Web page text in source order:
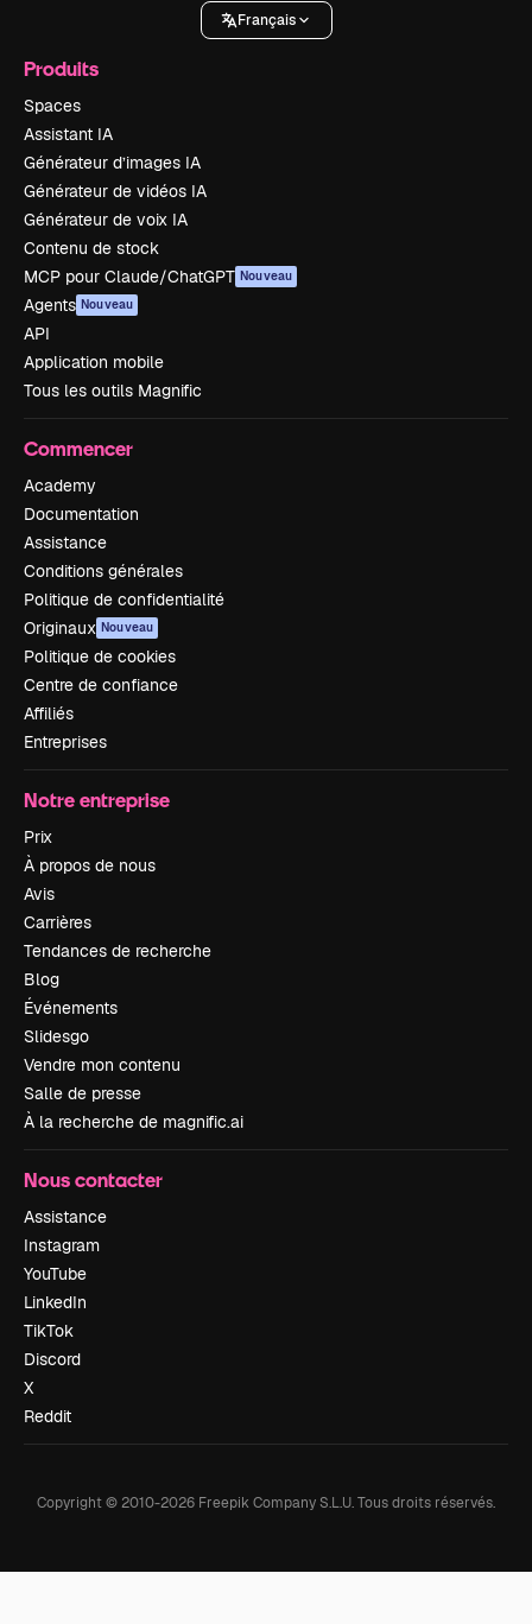
Français
Produits
Spaces
Assistant IA
Générateur d’images IA
Générateur de vidéos IA
Générateur de voix IA
Contenu de stock
MCP pour Claude/ChatGPT Nouveau
Agents Nouveau
API
Application mobile
Tous les outils Magnific
Commencer
Academy
Documentation
Assistance
Conditions générales
Politique de confidentialité
Originaux Nouveau
Politique de cookies
Centre de confiance
Affiliés
Entreprises
Notre entreprise
Prix
À propos de nous
Avis
Carrières
Tendances de recherche
Blog
Événements
Slidesgo
Vendre mon contenu
Salle de presse
À la recherche de magnific.ai
Nous contacter
Assistance
Instagram
YouTube
LinkedIn
TikTok
Discord
X
Reddit
Copyright © 2010-2026 Freepik Company S.L.U.Tous droits réservés.